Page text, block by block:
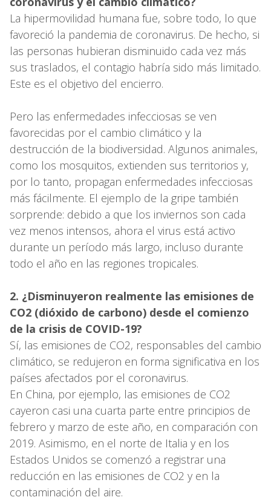
La hipermovilidad humana fue, sobre todo, lo que
favoreció la pandemia de coronavirus. De hecho, si
las personas hubieran disminuido cada vez más
sus traslados, el contagio habría sido más limitado.
Este es el objetivo del encierro.
Pero las enfermedades infecciosas se ven
favorecidas por el cambio climático y la
destrucción de la biodiversidad. Algunos animales,
como los mosquitos, extienden sus territorios y,
por lo tanto, propagan enfermedades infecciosas
más fácilmente. El ejemplo de la gripe también
sorprende: debido a que los inviernos son cada
vez menos intensos, ahora el virus está activo
durante un período más largo, incluso durante
todo el año en las regiones tropicales.
2. ¿Disminuyeron realmente las emisiones de
CO2 (dióxido de carbono) desde el comienzo
de la crisis de COVID-19?
Sí, las emisiones de CO2, responsables del cambio
climático, se redujeron en forma significativa en los
países afectados por el coronavirus.
En China, por ejemplo, las emisiones de CO2
cayeron casi una cuarta parte entre principios de
febrero y marzo de este año, en comparación con
2019. Asimismo, en el norte de Italia y en los
Estados Unidos se comenzó a registrar una
reducción en las emisiones de CO2 y en la
contaminación del aire.